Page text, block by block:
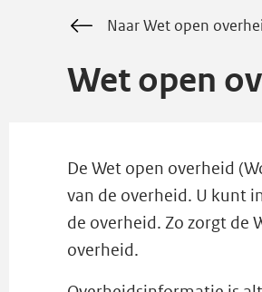
Naar Wet open
Wet open
De Wet open overheid
van de overheid. U kunt
de overheid. Zo zorgt de
overheid.